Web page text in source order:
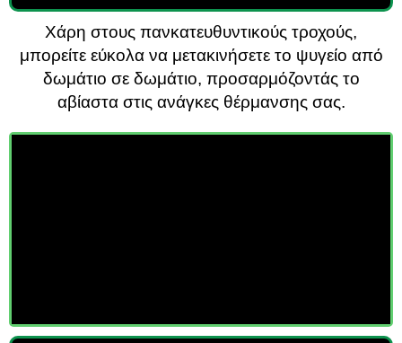
Χάρη στους πανκατευθυντικούς τροχούς,
μπορείτε εύκολα να μετακινήσετε το ψυγείο από
δωμάτιο σε δωμάτιο, προσαρμόζοντάς το
αβίαστα στις ανάγκες θέρμανσης σας.